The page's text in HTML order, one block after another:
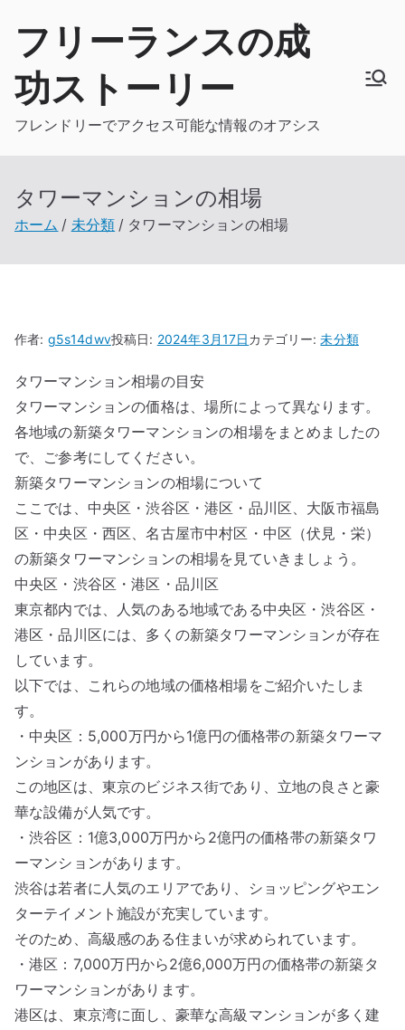
フリーランスの成
功ストーリー
フレンドリーでアクセス可能な情報のオアシス
タワーマンションの相場
ホーム 未分類 タワーマンションの相場
作者: g5s14dwv投稿日: 2024年3月17日カテゴリー:未分類
タワーマンション相場の目安
タワーマンションの価格は、場所によって異なります。
各地域の新築タワーマンションの相場をまとめましたの
で、ご参考にしてください。
新築タワーマンションの相場について
ここでは、中央区・渋谷区・港区・品川区、大阪市福島
区・中央区・西区、名古屋市中村区・中区（伏見・栄）
の新築タワーマンションの相場を見ていきましょう。
中央区・渋谷区・港区・品川区
東京都内では、人気のある地域である中央区・渋谷区・
港区・品川区には、多くの新築タワーマンションが存在
しています。
以下では、これらの地域の価格相場をご紹介いたしま
す。
・中央区：5,000万円から1億円の価格帯の新築タワーマ
ンションがあります。
この地区は、東京のビジネス街であり、立地の良さと豪
華な設備が人気です。
・渋谷区：1億3,000万円から2億円の価格帯の新築タワ
ーマンションがあります。
渋谷は若者に人気のエリアであり、ショッピングやエン
ターテイメント施設が充実しています。
そのため、高級感のある住まいが求められています。
・港区：7,000万円から2億6,000万円の価格帯の新築タ
ワーマンションがあります。
港区は、東京湾に面し、豪華な高級マンションが多く建